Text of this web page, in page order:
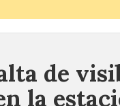
de
la